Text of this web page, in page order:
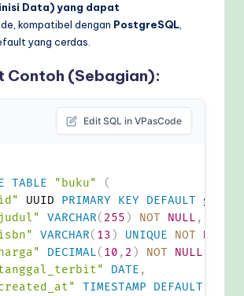
Data) yang dapat
kompatibel dengan PostgreSQL,
yang cerdas.
Contoh (Sebagian):
Edit SQL in VPasCode
TABLE "buku"
(
UUID PRIMARY KEY DEFAULT
VARCHAR( 255 ) NOT NULL ,
VARCHAR( 13 ) UNIQUE NOT NULL
DECIMAL( 10 , 2 ) NOT NULL
DATE ,
TIMESTAMP DEFAULT